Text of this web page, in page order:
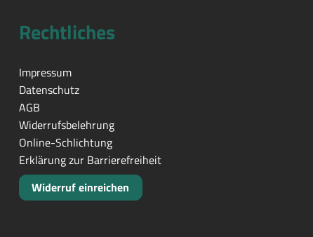
Rechtliches
Impressum
Datenschutz
AGB
Widerrufsbelehrung
Online-Schlichtung
Erklärung zur Barrierefreiheit
Widerruf einreichen